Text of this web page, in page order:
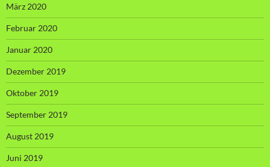
März 2020
Februar 2020
Januar 2020
Dezember 2019
Oktober 2019
September 2019
August 2019
Juni 2019